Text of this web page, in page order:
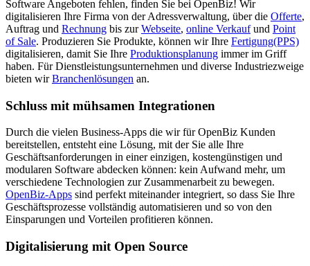
Software Angeboten fehlen, finden Sie bei OpenBiz! Wir
digitalisieren Ihre Firma von der Adressverwaltung, über die Offerte,
Auftrag und Rechnung bis zurWebseite, online Verkaufund Point
of Sale. Produzieren Sie Produkte, können wir Ihre Fertigung(PPS)
digitalisieren, damit Sie Ihre Produktionsplanung immer im Griff
haben. Für Dienstleistungsunternehmen und diverse Industriezweige
bieten wirBranchenlösungen an.
Schluss mit mühsamen Integrationen
Durch die vielen Business-Apps die wir für OpenBiz Kunden
bereitstellen, entsteht eine Lösung, mit der Sie alle Ihre
Geschäftsanforderungen in einer einzigen, kostengünstigen und
modularen Software abdecken können: kein Aufwand mehr, um
verschiedene Technologien zur Zusammenarbeit zu bewegen.
OpenBiz-Apps sind perfekt miteinander integriert, so dass Sie Ihre
Geschäftsprozesse vollständig automatisieren und so von den
Einsparungen und Vorteilen profitieren können.
Digitalisierung mit Open Source